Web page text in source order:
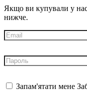
Якщо ви купували у нас
нижче.
Запам'ятати мене